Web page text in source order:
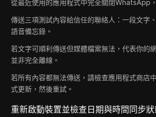
從最近使用的應用程式中完全關閉WhatsApp
傳送三項測試內容給信任的聯絡人：一段文字
語音備忘錄。
若文字可順利傳送但媒體檔案無法，代表你的
並非完全離線。
若所有內容都無法傳送，請檢查應用程式商店
式更新，然後重試。
重新啟動裝置並檢查日期與時間同步狀